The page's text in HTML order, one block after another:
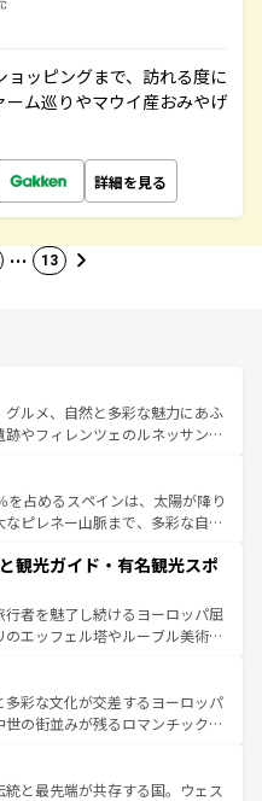
ッピングまで、訪れる度に
ム巡りやマウイ産おみやげ
詳細を見る
… 13
ルメ、自然と多彩な魅力にあふ
跡やフィレンツェのルネッサンス
田園風景やアマルフィ海岸の絶
ない。観光の合間には、本場の
イタリア料理を堪能することも
忘れられない旅をしてみよう！
は
を占めるスペインは、太陽が降り
ピレネー山脈まで、多彩な自然
情熱的なフラメンコ、熱気あふ
タパスが生活の一部となってい
された雰囲気や、バルセロナの
地方では古代ローマ遺跡や中世
気候が異なるスペインはその個
性で訪れる人を魅了する。 なお、新着のスペイン情報は コ
ほしい。
観光ガイド・有名観光スポ
者を魅了し続けるヨーロッパ屈
エッフェル塔やルーブル美術館
いる。華麗な宮殿、歴史的な大
して豊かな自然が、訪れる者を心
ンスは美食の国としても知ら
であるランス、プロヴァンスの
、多彩な楽しみ方が可能だ。さ
多彩な文化が交差するヨーロッパ
の街並みが残るロマンチック街
歩いても飽きることがない。ベ
エルン州のアルプスの絶景、そ
と最先端が共存する国。ウェス